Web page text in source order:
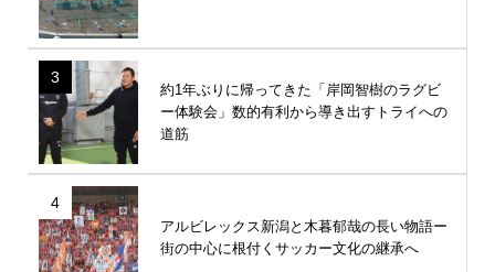
3
約1年ぶりに帰ってきた「岸岡智樹のラグビ
ー体験会」数的有利から導き出すトライへの
道筋
4
アルビレックス新潟と木暮郁哉の長い物語ー
街の中心に根付くサッカー文化の継承へ